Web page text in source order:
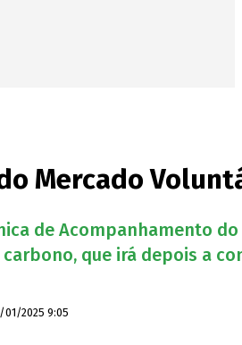
Mercado
de Acompanhamento
que irá depois a
01/2025 9:05